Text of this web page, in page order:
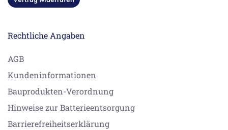
Rechtliche Angaben
AGB
Kundeninformationen
Bauprodukten-Verordnung
Hinweise zur Batterieentsorgung
Barrierefreiheitserklärung